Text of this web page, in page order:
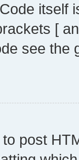
itself
[
see
post